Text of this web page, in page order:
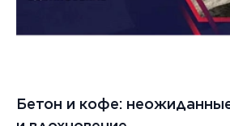
Бетон и кофе: